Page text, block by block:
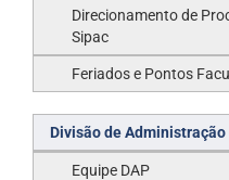
Direcionamento de
Sipac
Feriados e Pontos
Divisão de Administração
Equipe DAP